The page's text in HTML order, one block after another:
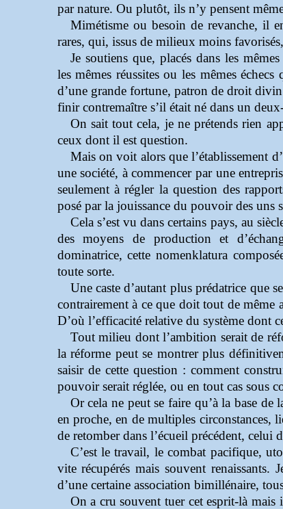
par nature. Ou plutôt, ils n’y pensent
Mimétisme ou besoin de revanche, il
rares, qui, issus de milieux moins
Je soutiens que, placés dans les
les mêmes réussites ou les mêmes
d’une grande fortune, patron de droit
finir contremaître s’il était né dans un
On sait tout cela, je ne prétends rien
ceux dont il est question.
Mais on voit alors que l’établissement
une société, à commencer par une
seulement à régler la question des
posé par la jouissance du pouvoir des uns
Cela s’est vu dans certains pays, au
des moyens de production et
dominatrice, cette nomenklatura
toute sorte.
Une caste d’autant plus prédatrice que
contrairement à ce que doit tout de
D’où l’efficacité relative du système dont
Tout milieu dont l’ambition serait de
la réforme peut se montrer plus
saisir de cette question : comment
pouvoir serait réglée, ou en tout cas sous
Or cela ne peut se faire qu’à la base
en proche, en de multiples circonstances,
de retomber dans l’écueil précédent, celui
C’est le travail, le combat pacifique,
vite récupérés mais souvent
d’une certaine association bimillénaire,
On a cru souvent tuer cet esprit-là